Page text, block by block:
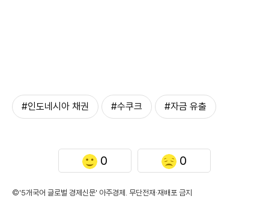
#인도네시아 채권 #수쿠크 #자금 유출
0 0
©'5개국어 글로벌 경제신문' 아주경제. 무단전재·재배포 금지